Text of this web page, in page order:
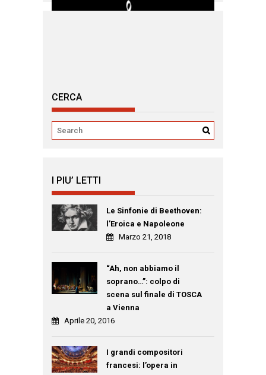
CERCA
I PIU’ LETTI
Le Sinfonie di Beethoven:
l’Eroica e Napoleone
Marzo 21, 2018
“Ah, non abbiamo il
soprano…”: colpo di
scena sul finale di TOSCA
a Vienna
Aprile 20, 2016
I grandi compositori
francesi: l’opera in